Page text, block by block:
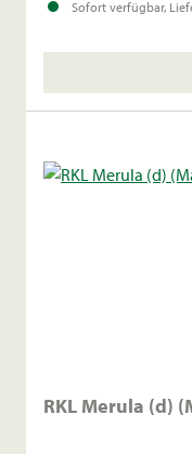
Sofort verfügbar,
RKL Merula (d)